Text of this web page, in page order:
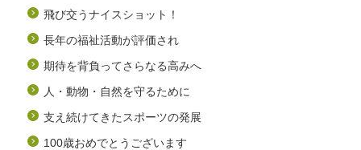
飛び交うナイスショット！
長年の福祉活動が評価され
期待を背負ってさらなる高みへ
人・動物・自然を守るために
支え続けてきたスポーツの発展
100歳おめでとうございます